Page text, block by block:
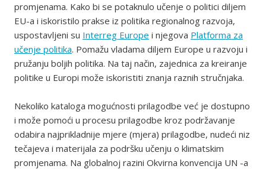
promjenama. Kako bi se potaknulo učenje o politici diljem
EU-a i iskoristilo prakse iz politika regionalnog razvoja,
uspostavljeni su Interreg Europe i njegova Platforma za
učenje politika. Pomažu vladama diljem Europe u razvoju i
pružanju boljih politika. Na taj način, zajednica za kreiranje
politike u Europi može iskoristiti znanja raznih stručnjaka.
Nekoliko kataloga mogućnosti prilagodbe već je dostupno
i može pomoći u procesu prilagodbe kroz podržavanje
odabira najprikladnije mjere (mjera) prilagodbe, nudeći niz
tečajeva i materijala za podršku učenju o klimatskim
promjenama. Na globalnoj razini Okvirna konvencija UN -a